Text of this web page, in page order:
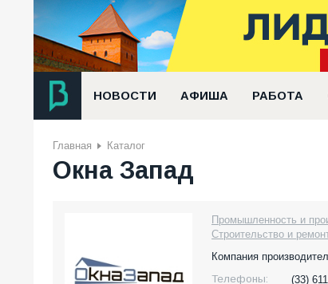
НОВОСТИ АФИША РАБОТА
Главная Каталог
Окна Запад
Промышленность и
Строительство и
Компания
Телефоны:
(33)